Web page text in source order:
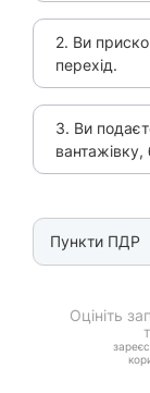
2. Ви
перехід.
3. Ви
Пункти ПДР
Оцініть